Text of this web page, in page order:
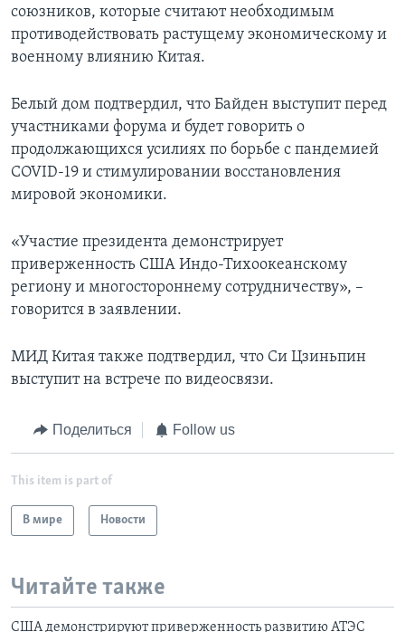
союзников, которые считают необходимым
противодействовать растущему экономическому и
военному влиянию Китая.
Белый дом подтвердил, что Байден выступит перед
участниками форума и будет говорить о
продолжающихся усилиях по борьбе с пандемией
COVID-19 и стимулировании восстановления
мировой экономики.
«Участие президента демонстрирует
приверженность США Индо-Тихоокеанскому
региону и многостороннему сотрудничеству», –
говорится в заявлении.
МИД Китая также подтвердил, что Си Цзиньпин
выступит на встрече по видеосвязи.
Поделиться Follow us
This item is part of
В мире Новости
Читайте также
США демонстрируют приверженность развитию АТЭС